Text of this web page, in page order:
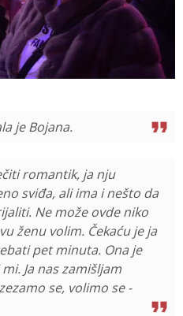
je Bojana.
romantik, ja nju
sviđa, ali ima i nešto da
Ne može ovde niko
ženu volim. Čekaću je ja
pet minuta. Ona je
Ja nas zamišljam
se, volimo se -